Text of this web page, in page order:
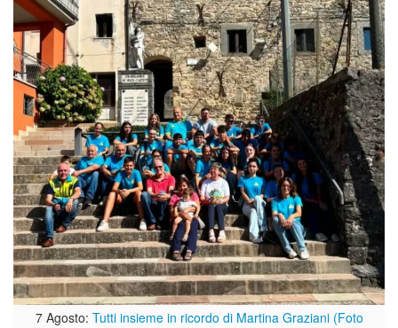
7 Agosto: Tutti insieme in ricordo di Martina Graziani (Foto